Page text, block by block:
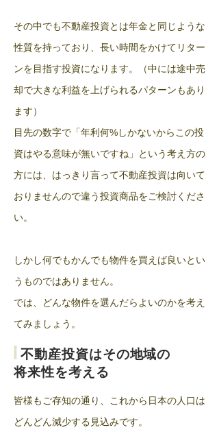
​その中でも不動産投資とは年金と同じような
性質を持っており、長い時間をかけてリター
ンを目指す投資になります。（中には途中売
却で大きな利益を上げられるパターンもあり
ます）
​目先の数字で「年利何%しかないからこの投
資はやる意味が無いですね」という考え方の
方には、はっきり言って不動産投資は向いて
おりませんので違う投資商品をご検討くださ
い。
​しかし何でもかんでも物件を買えば良いとい
うものではありません。
では、どんな物件を選んだらよいのかを考え
てみましょう。
不動産投資はその地域の
将来性を考える
​皆様もご存知の通り、これから日本の人口は
どんどん減少する見込みです。